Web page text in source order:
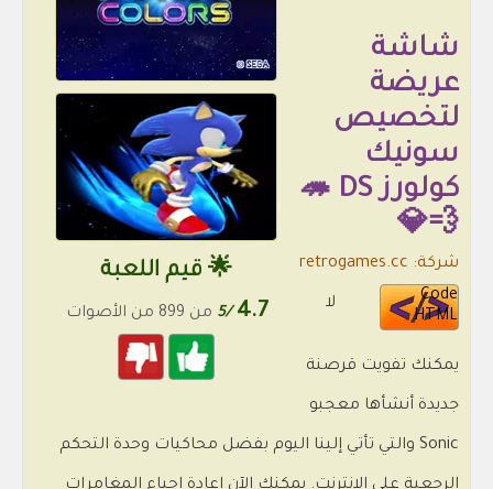
🌟 قيم اللعبة
4.7
/5 من 899 من الأصوات
شاشة
عريضة
لتخصيص
سونيك
كولورز DS 🦔
💨💎
شركة: retrogames.cc
Code
HTML
لا
يمكنك تفويت قرصنة
جديدة أنشأها معجبو
Sonic والتي تأتي إلينا اليوم بفضل محاكيات وحدة التحكم